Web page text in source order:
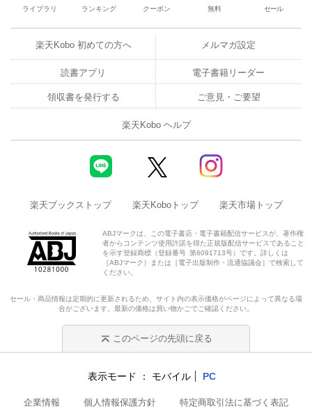
ライブラリ ランキング クーポン 無料 セール
楽天Kobo 初めての方へ メルマガ設定
読書アプリ 電子書籍リーダー
領収書を発行する ご意見・ご要望
楽天Kobo ヘルプ
楽天ブックストップ 楽天Koboトップ 楽天市場トップ
ABJマークは、この電子書店・電子書籍配信サービスが、著作権
者からコンテンツ使用許諾を得た正規版配信サービスであること
を示す登録商標（登録番号 第6091713号）です。詳しくは
［ABJマーク］または［電子出版制作・流通協議会］で検索して
ください。
セール・商品情報は定期的に更新されるため、サイト内の表示価格がページによって異なる場
合がございます。最新の価格は買い物かごでご確認ください。
このページの先頭に戻る
表示モード モバイル PC
企業情報 個人情報保護方針
特定商取引法に基づく表記